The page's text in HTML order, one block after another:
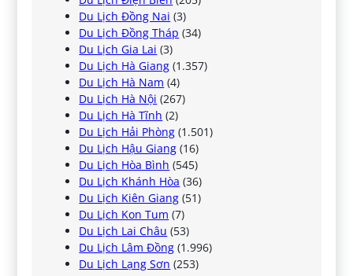
Du Lịch Đồng Nai (3)
Du Lịch Đồng Tháp (34)
Du Lịch Gia Lai (3)
Du Lịch Hà Giang (1.357)
Du Lịch Hà Nam (4)
Du Lịch Hà Nội (267)
Du Lịch Hà Tĩnh (2)
Du Lịch Hải Phòng (1.501)
Du Lịch Hậu Giang (16)
Du Lịch Hòa Bình (545)
Du Lịch Khánh Hòa (36)
Du Lịch Kiên Giang (51)
Du Lịch Kon Tum (7)
Du Lịch Lai Châu (53)
Du Lịch Lâm Đồng (1.996)
Du Lịch Lạng Sơn (253)